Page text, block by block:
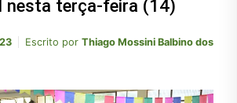
nesta terça-feira (14)
Escrito por Thiago Mossini Balbino dos